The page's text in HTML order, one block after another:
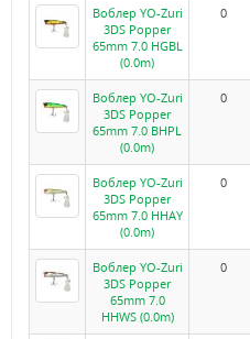
Воблер YO-Zuri
3DS Popper
65mm 7.0 HGBL
(0.0m)
0
Воблер YO-Zuri
3DS Popper
65mm 7.0 BHPL
(0.0m)
0
Воблер YO-Zuri
3DS Popper
65mm 7.0 HHAY
(0.0m)
0
Воблер YO-Zuri
3DS Popper
65mm 7.0
HHWS (0.0m)
0